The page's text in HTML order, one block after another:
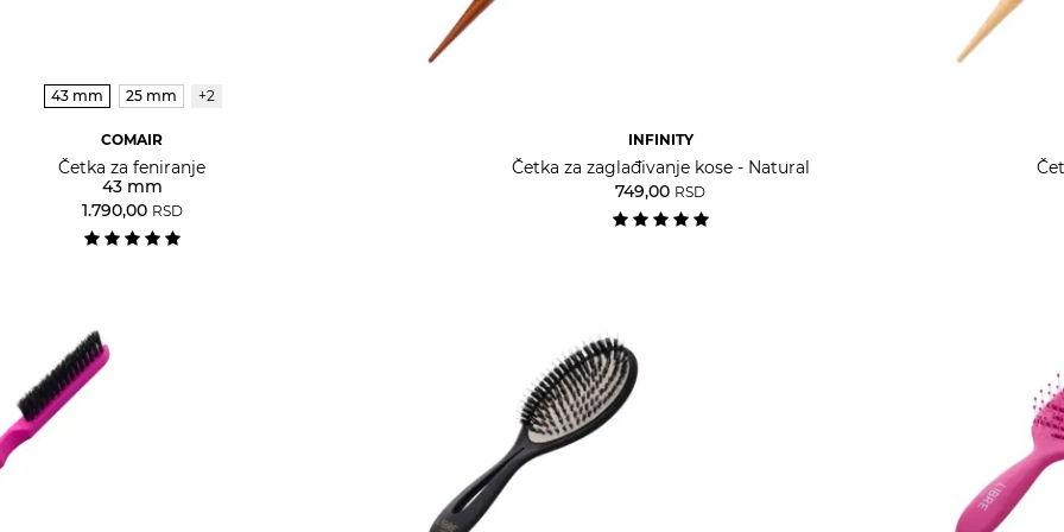
43 mm 25 mm +2
COMAIR
Četka za feniranje
43 mm
1.790,00 RSD
INFINITY
Četka za zaglađivanje kose - Natural
749,00 RSD